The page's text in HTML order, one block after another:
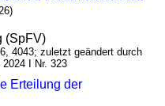
(SpFV)
4043; zuletzt geändert durch
I Nr. 323
Erteilung der